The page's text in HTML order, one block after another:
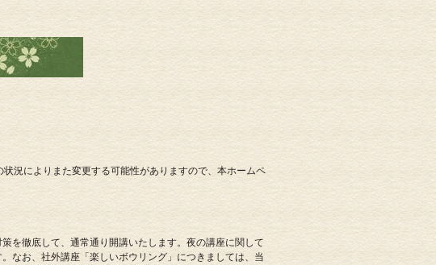
況によりまた変更する可能性がありますので、本ホームペ
を徹底して、通常通り開講いたします。夜の講座に関して
なお、社外講座「楽しいボウリング」につきましては、当